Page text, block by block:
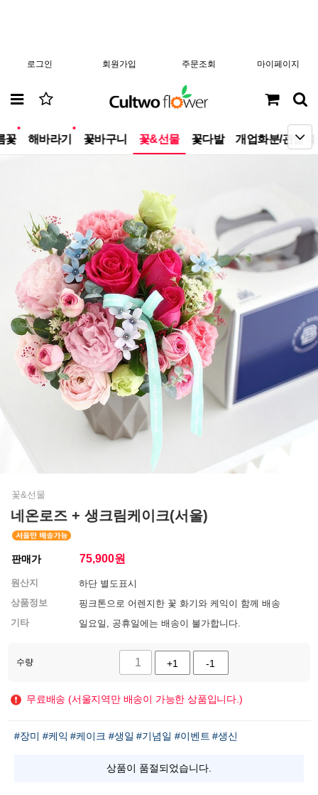
로그인 회원가입 주문조회 마이페이지
꽃 해바라기 꽃바구니 꽃&선물 꽃다발 개업화분/관엽식
꽃&선물
네온로즈 + 생크림케이크(서울)
판매가 75,900원
원산지
하단 별도표시
상품정보
핑크톤으로 어렌지한 꽃 화기와 케익이 함께 배송
기타
일요일, 공휴일에는 배송이 불가합니다.
수량 +1 -1
무료배송 (서울지역만 배송이 가능한 상품입니다.)
#장미 #케익 #케이크 #생일 #기념일 #이벤트 #생신
상품이 품절되었습니다.